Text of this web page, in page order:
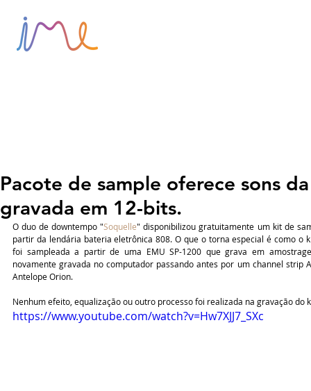
Pacote de sample oferece sons
gravada em 12-bits.
O duo de downtempo "Soquelle" disponibilizou gratuitamente um kit de
partir da lendária bateria eletrônica 808. O que o torna especial é como o
foi sampleada a partir de uma EMU SP-1200 que grava em
novamente gravada no computador passando antes por um channel strip
Antelope Orion.
Nenhum efeito, equalização ou outro processo foi realizada na gravação do
https://www.youtube.com/watch?v=Hw7XJJ7_SXc